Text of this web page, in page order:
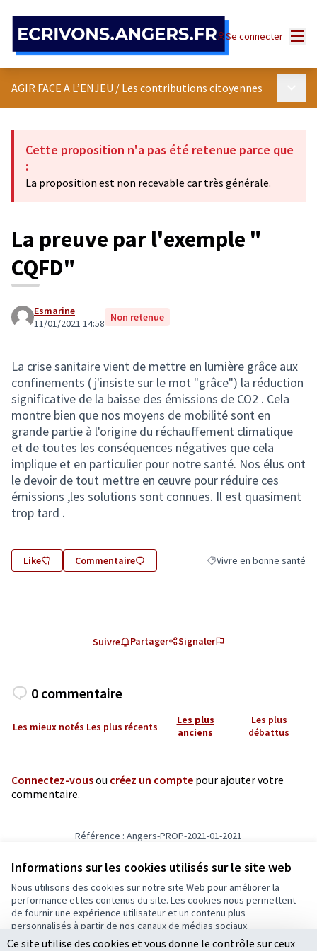
Informations sur les cookies utilisés sur le site web
Nous utilisons des cookies sur notre site Web pour améliorer la
performance et les contenus du site. Les cookies nous permettent
de fournir une expérience utilisateur et un contenu plus
personnalisés à partir de nos canaux de médias sociaux.
Tout accepter
Se connecter
AGIR FACE A L’ENJEU / Les contributions citoyennes
Cette proposition n'a pas été retenue parce que
:
La proposition est non recevable car très générale.
La preuve par l'exemple "
CQFD"
Esmarine
11/01/2021 14:58 Non retenue
La crise sanitaire vient de mettre en lumière grâce aux
confinements ( j'insiste sur le mot "grâce") la réduction
significative de la baisse des émissions de CO2 . Cela
montre bien que nos moyens de mobilité sont en
grande partie à l'origine du réchauffement climatique
et de toutes les conséquences négatives que cela
implique et en particulier pour notre santé. Nos élus ont
le devoir de tout mettre en œuvre pour réduire ces
émissions ,les solutions sont connues. Il est quasiment
trop tard .
Like Commentaire Filtrer les résultats de la
Vivre en bonne santé
Suivre Partager Signaler
0 commentaire
Les mieux notés Les plus récents
Les plus
anciens
Les plus
débattus
Connectez-vousou créez un compte pour ajouter votre
commentaire.
Référence : Angers-PROP-2021-01-2021
Conditions d'utilisation
Paramètres des cookies
Ecrivons Angers sur X
(Lien externe)
Ecrivons Angers sur Facebook
(Lien externe)
Ce site utilise des cookies et vous donne le contrôle sur ceux